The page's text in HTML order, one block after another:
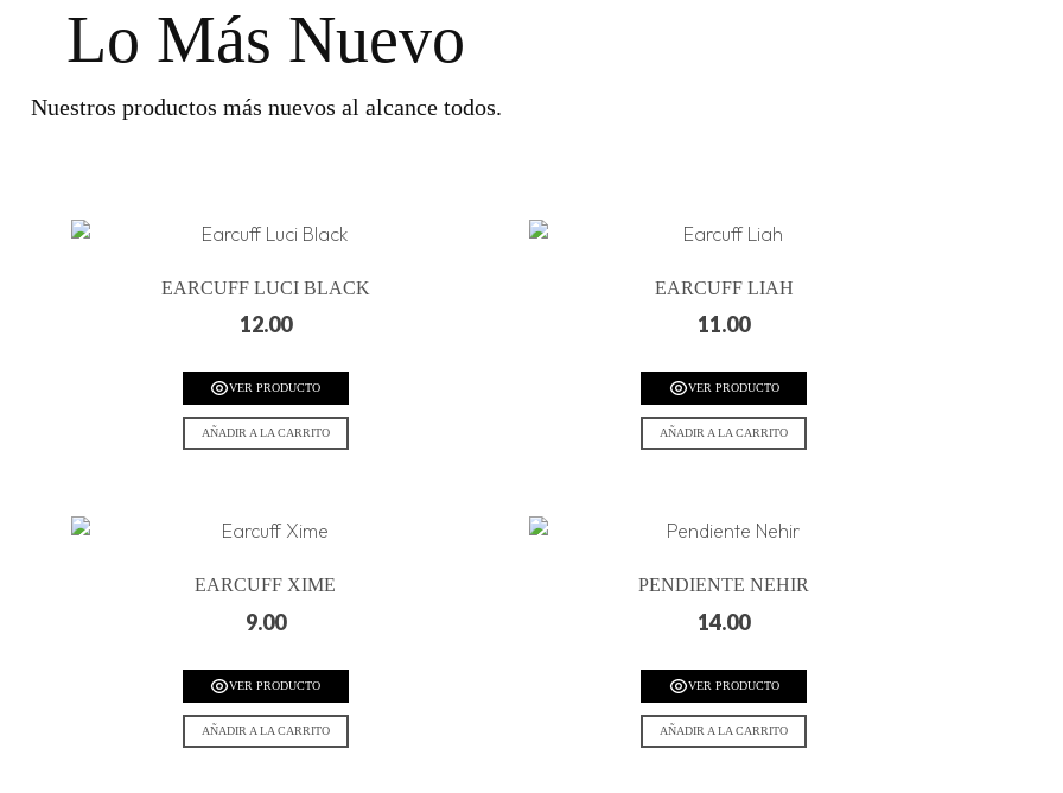
Lo Más Nuevo
Nuestros productos más nuevos al alcance todos.
EARCUFF LUCI BLACK
12.00
VER PRODUCTO
AÑADIR A LA CARRITO
EARCUFF LIAH
11.00
VER PRODUCTO
AÑADIR A LA CARRITO
EARCUFF XIME
9.00
VER PRODUCTO
AÑADIR A LA CARRITO
PENDIENTE NEHIR
14.00
VER PRODUCTO
AÑADIR A LA CARRITO